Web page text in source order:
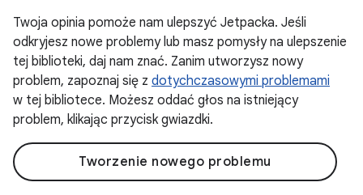
Twoja opinia pomoże nam ulepszyć Jetpacka. Jeśli
odkryjesz nowe problemy lub masz pomysły na ulepszenie
tej biblioteki, daj nam znać. Zanim utworzysz nowy
problem, zapoznaj się z dotychczasowymi problemami
w tej bibliotece. Możesz oddać głos na istniejący
problem, klikając przycisk gwiazdki.
Tworzenie nowego problemu